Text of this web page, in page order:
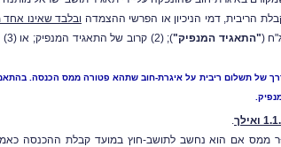
הריבית, דמי הניכיון או הפרשי ההצמדה ובלבד שאינו
"התאגיד המנפיק"
);
של תשלום ריבית על איגרת-חוב שתהא פטורה ממס הכנסה. בהתאם,
יקבל ריבית/דמי ניכיון/הפרשי הצמדה ביום 1.1.2009 ואילך יהיה פטוּר ממס אם הוא נחשב